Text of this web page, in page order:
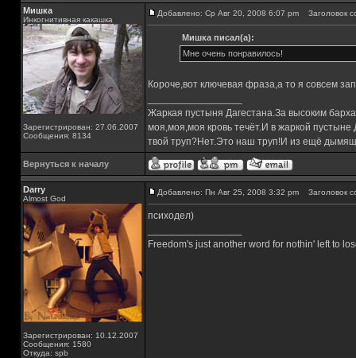
Мишка
Инкогнитивная какашка
Зарегистрирован: 27.06.2007
Сообщения: 8134
Добавлено: Ср Авг 20, 2008 6:07 pm Заголовок
Мишка писал(а):
Мне очень понравилось!
Короче,вот ключевая фраза,а то я совсем
Жаркая пустыня Дагестана.За высоким
моя,моя,моя кровь течёт.И в жаркой
твой труп?Нет.Это наш труп!И из ещё
Вернуться к началу
Darry
Almost God
Зарегистрирован: 10.12.2007
Сообщения: 1580
Откуда: spb
Добавлено: Пн Авг 25, 2008 3:32 pm Заголовок
психодел)
Freedom's just another word for nothin' left to